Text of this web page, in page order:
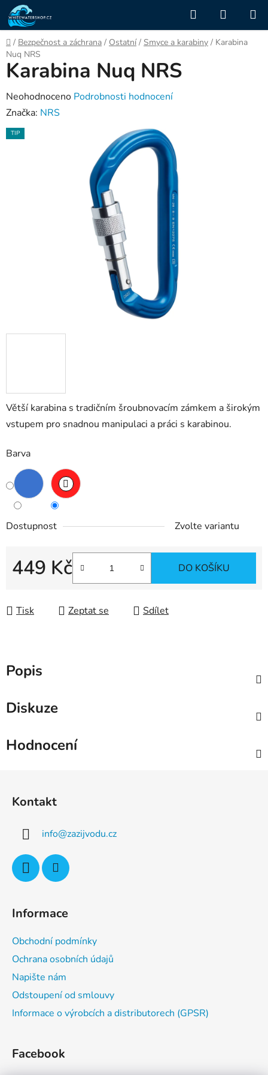
Přejít
na
obsah
Hledat
KOŠÍK
Domů
/ Bezpečnost a záchrana / Ostatní / Smyce a karabiny / Karabina
Nuq NRS
Větší karabina s tradičním šroubnovacím zámkem a širokým
vstupem pro snadnou manipulaci a práci s karabinou.
Barva
Dostupnost Zvolte variantu
449 Kč DO KOŠÍKU
Tisk Zeptat se Sdílet
Karabina Nuq NRS
Průměrné
hodnocení
produktu
Neohodnoceno Podrobnosti hodnocení
Značka: NRS
TIP
Popis
Diskuze
Hodnocení
Kontakt
info@zazijvodu.cz
Informace
Obchodní podmínky
Ochrana osobních údajů
Napište nám
Odstoupení od smlouvy
Informace o výrobcích a distributorech (GPSR)
Facebook